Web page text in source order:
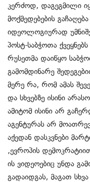
კერძოდ, დაგეგმილი
მოქმედებების
იდეოლოგიურად
პოსტ-საბჭოთა
რუსეთმა დაიწყო
გამომდინარე
მერე რა, რომ ამას
და სხვებზე ისინი
ამიტომ ისინი არ
აგენტურას არ
აქედან დასკვნები
,ევროპის
ის ვიდეოებიც უნდა
გადაიდგას, მაგათ